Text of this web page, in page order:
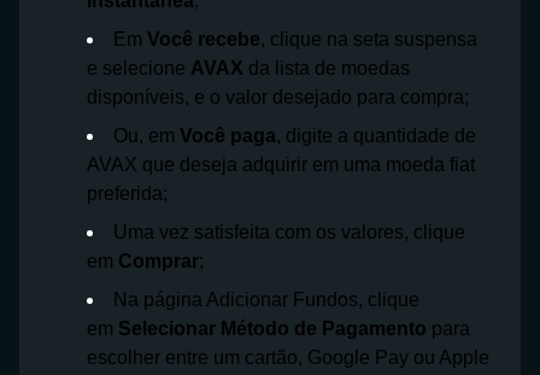
Em Você recebe, clique na seta suspensa
e selecione AVAX da lista de moedas
disponíveis, e o valor desejado para compra;
Ou, em Você paga, digite a quantidade de
AVAX que deseja adquirir em uma moeda fiat
preferida;
Uma vez satisfeita com os valores, clique
em Comprar;
Na página Adicionar Fundos, clique
em Selecionar Método de Pagamento para
escolher entre um cartão, Google Pay ou Apple